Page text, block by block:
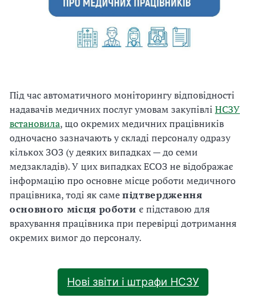
Під час автоматичного моніторингу відповідності
надавачів медичних послуг умовам закупівлі НСЗУ
встановила, що окремих медичних працівників
одночасно зазначають у складі персоналу одразу
кількох ЗОЗ (у деяких випадках — до семи
медзакладів). У цих випадках ЕСОЗ не відображає
інформацію про основне місце роботи медичного
працівника, тоді як самепідтвердження
основного місця роботиє підставою для
врахування працівника при перевірці дотримання
окремих вимог до персоналу.
Нові звіти і штрафи НСЗУ